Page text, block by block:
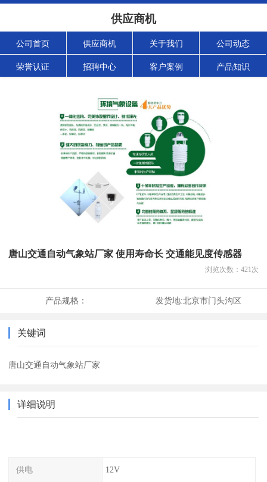
供应商机
公司首页 供应商机 关于我们 公司动态
荣誉认证 招聘中心 客户案例 产品知识
唐山交通自动气象站厂家 使用寿命长 交通能见度传感器
浏览次数： 421次
产品规格： 发货地:北京市门头沟区
关键词
唐山交通自动气象站厂家
详细说明
供电 12V